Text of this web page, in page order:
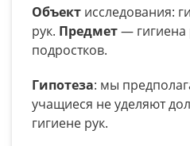
Объект исследования:
рук. Предмет— гигиена
подростков.
Гипотеза: мы
учащиеся не уделяют
гигиене рук.